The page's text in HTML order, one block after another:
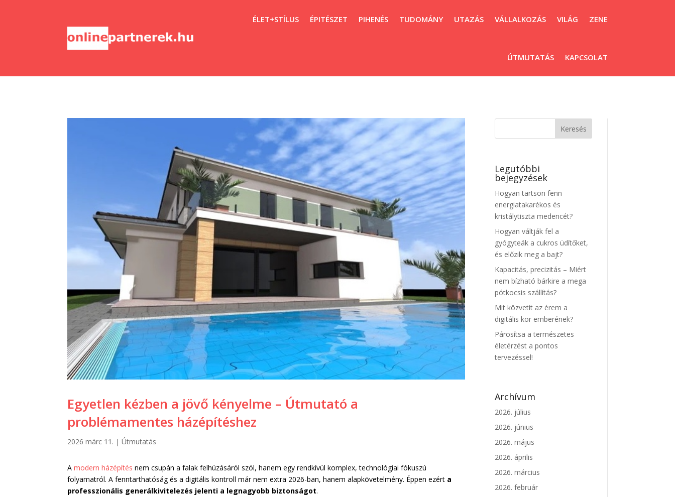
ÉLET+STÍLUS ÉPITÉSZET PIHENÉS TUDOMÁNY UTAZÁS VÁLLALKOZÁS VILÁG ZENE
ÚTMUTATÁS KAPCSOLAT
Egyetlen kézben a jövő kényelme – Útmutató a
problémamentes házépítéshez
2026 márc 11. |Útmutatás
Amodern házépítés nem csupán a falak felhúzásáról szól, hanem egy rendkívül komplex, technológiai fókuszú
folyamatról. A fenntarthatóság és a digitális kontroll már nem extra 2026-ban, hanem alapkövetelmény. Éppen ezért a
professzionális generálkivitelezés jelenti a legnagyobb biztonságot.
Legutóbbi
bejegyzések
Hogyan tartson fenn
energiatakarékos és
kristálytiszta medencét?
Hogyan váltják fel a
gyógyteák a cukros üdítőket,
és előzik meg a bajt?
Kapacitás, precizitás – Miért
nem bízható bárkire a mega
pótkocsis szállítás?
Mit közvetít az érem a
digitális kor emberének?
Párosítsa a természetes
életérzést a pontos
tervezéssel!
Archívum
2026. július
2026. június
2026. május
2026. április
2026. március
2026. február